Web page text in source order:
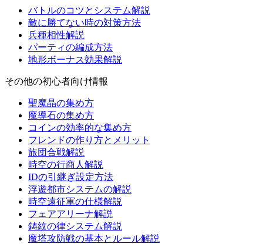
バトルのコツとシステム解説
敵に勝てない時の対策方法
兵種相性解説
パーティの編成方法
地形ボーナス効果解説
その他の初心者向け情報
聖魔晶の集め方
魔導石の集め方
コインの効率的な集め方
フレンドの作り方とメリット
旅団合戦解説
時空の行商人解説
IDの引継ぎ設定方法
浮遊都市システムの解説
時空遠征軍の仕様解説
フェアアリーナ解説
鋳紋の律システム解説
魔塔攻防戦の基本とルール解説